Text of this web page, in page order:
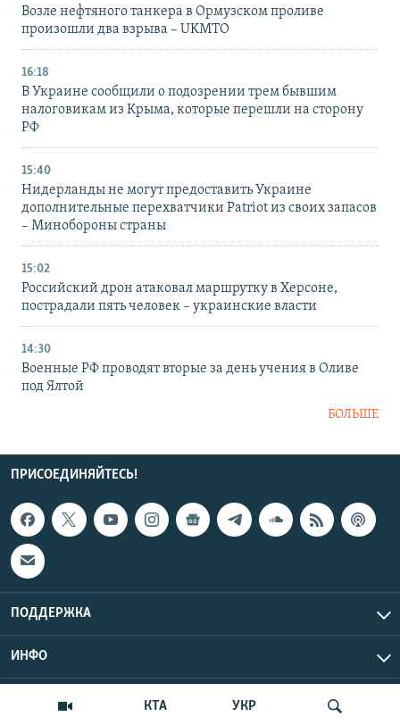
КТА УКР
Возле нефтяного танкера в Ормузском проливе
произошли два взрыва – UKMTO
16:18
В Украине сообщили о подозрении трем бывшим
налоговикам из Крыма, которые перешли на сторону
РФ
15:40
Нидерланды не могут предоставить Украине
дополнительные перехватчики Patriot из своих запасов
– Минобороны страны
15:02
Российский дрон атаковал маршрутку в Херсоне,
пострадали пять человек – украинские власти
14:30
Военные РФ проводят вторые за день учения в Оливе
под Ялтой
БОЛЬШЕ
ПРИСОЕДИНЯЙТЕСЬ!
ПОДДЕРЖКА
ИНФО
Copyright Крым.Реалии, 2026 | Все права защищены.
UTC+3